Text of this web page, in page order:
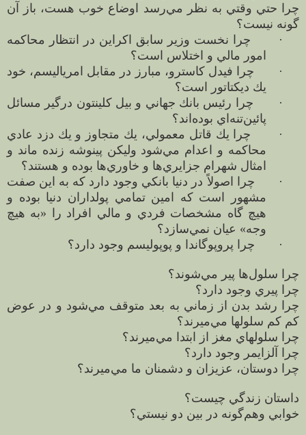
چرا حتي وقتي به نظر مي‌رسد اوضاع خوب هست، باز آن
گونه نيست؟
·
چرا نخست وزير سابق اكراين در انتظار محاكمه
امور مالي و اختلاس است؟
·
چرا فيدل كاسترو، مبارز در مقابل امرياليسم، خود
يك ديكتاتور است؟
·
چرا رئيس بانك جهاني و بيل كلينتون درگير مسائل
پائين‌تنه‌اي بوده‌اند؟
·
چرا يك قاتل معمولي، يك متجاوز و يك دزد عادي
محاكمه و اعدام مي‌شود وليكن پينوشه زنده ماند و
امثال شهرام جزايري‌ها و خاوري‌ها بوده و هستند؟
·
چرا اصولاً در دنيا بانكي وجود دارد كه به اين صفت
مشهور است كه امين تمامي پولداران دنيا بوده و
هيچ گاه مشخصات فردي و مالي افراد را «به هيچ
وجه» عيان نمي‌سازد؟
·
چرا پروپوگاندا و پوپوليسم وجود دارد؟
چرا سلول‌ها پير مي‌شوند؟
چرا پيري وجود دارد؟
چرا رشد بدن از زماني به بعد متوقف مي‌شود و در عوض
كم كم سلولها مي‌ميرند؟
چرا سلولهاي مغز از ابتدا مي‌ميرند؟
چرا آلزايمر وجود دارد؟
چرا دوستان، عزيزان و دشمنان ما مي‌ميرند؟
داستان زندگي چيست؟
خوابي وهم‌گونه در بين دو نيستي؟